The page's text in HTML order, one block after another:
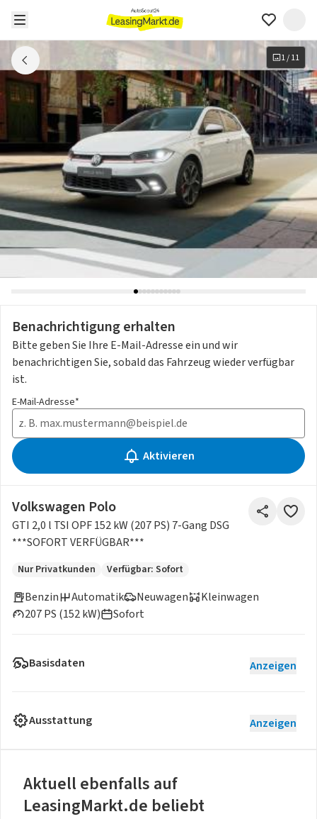
1/11
Benachrichtigung erhalten
Bitte geben Sie Ihre E-Mail-Adresse ein und wir
benachrichtigen Sie, sobald das Fahrzeug wieder verfügbar
ist.
E-Mail-Adresse*
Aktivieren
Volkswagen Polo
GTI 2,0 l TSI OPF 152 kW (207 PS) 7-Gang DSG
***SOFORT VERFÜGBAR***
Nur Privatkunden Verfügbar: Sofort
Benzin
Neuwagen
207 PS (152 kW)
Automatik
Kleinwagen
Sofort
Basisdaten Anzeigen
Ausstattung Anzeigen
Aktuell ebenfalls auf
LeasingMarkt.de beliebt